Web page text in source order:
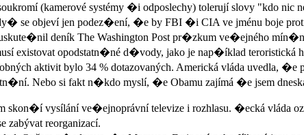
(kamerové systémy �i odposlechy) tolerují slovy "kdo nic
se objeví jen podez�ení, �e by FBI �i CIA ve jménu boje
uskute�nil deník The Washington Post pr�zkum
existovat opodstatn�né d�vody, jako je nap�íklad
aktivit bylo 34 % dotazovaných. Americká vláda uvedla,
Nebo si fakt n�kdo myslí, �e Obamu zajímá �e jsem
vysílání ve�ejnoprávní televize i rozhlasu. �ecká vláda
reorganizací.